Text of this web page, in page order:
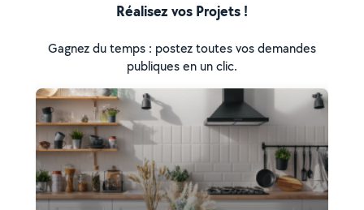
Réalisez vos Projets !
Gagnez du temps : postez toutes vos demandes
publiques en un clic.